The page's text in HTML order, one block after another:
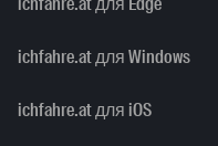
ichfahre.at для Windows
ichfahre.at для iOS